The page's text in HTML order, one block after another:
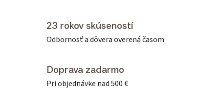
23 rokov skúseností
Odbornosť a dôvera overená časom
Doprava zadarmo
Pri objednávke nad 500 €